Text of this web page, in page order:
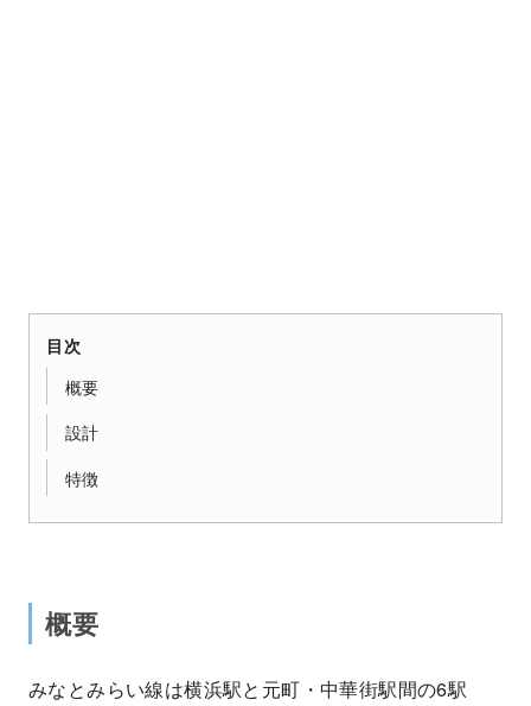
目次
概要
設計
特徴
概要
みなとみらい線は横浜駅と元町・中華街駅間の6駅